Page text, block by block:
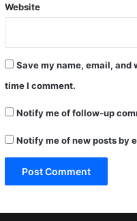
Website
Save my name, email, and
time I comment.
Notify me of follow-up
Notify me of new posts by